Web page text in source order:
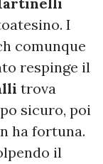
I
comunque
respinge il
trova
sicuro, poi
ha fortuna.
il